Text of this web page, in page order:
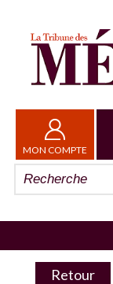
MON COMPTE
Retour